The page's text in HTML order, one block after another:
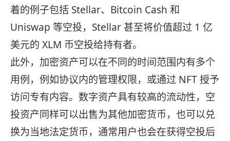
着的例子包括 Stellar、Bitcoin Cash 和
Uniswap 等空投，Stellar 甚至将价值超过 1 亿
美元的 XLM 币空投给持有者。
此外，加密资产可以在不同的时间范围内有多个
用例，例如协议内的管理权限，或通过 NFT 授予
访问专有内容。数字资产具有较高的流动性，空
投资产同样可以出售为其他加密货币，也可以兑
换为当地法定货币，通常用户也会在获得空投后